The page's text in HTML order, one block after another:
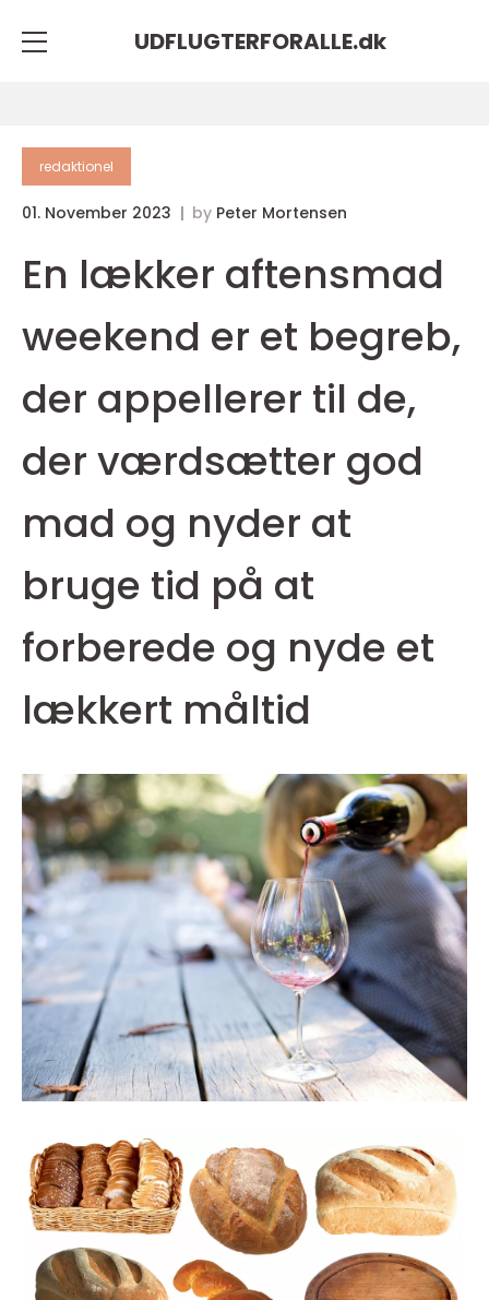
UDFLUGTERFORALLE.dk
redaktionel
01. November 2023 by Peter Mortensen
En lækker aftensmad
weekend er et begreb,
der appellerer til de,
der værdsætter god
mad og nyder at
bruge tid på at
forberede og nyde et
lækkert måltid